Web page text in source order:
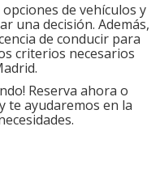
de vehículos y
una decisión. Además,
de conducir para
criterios necesarios
Reserva ahora o
te ayudaremos en la